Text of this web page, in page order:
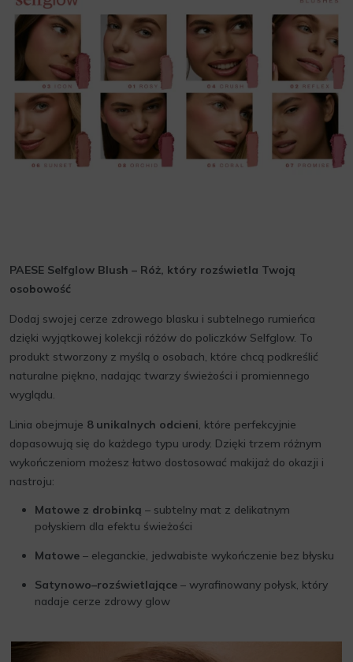
PAESE Selfglow Blush – Róż, który rozświetla Twoją
osobowość
Dodaj swojej cerze zdrowego blasku i subtelnego rumieńca
dzięki wyjątkowej kolekcji różów do policzków Selfglow. To
produkt stworzony z myślą o osobach, które chcą podkreślić
naturalne piękno, nadając twarzy świeżości i promiennego
wyglądu.
Linia obejmuje 8 unikalnych odcieni, które perfekcyjnie
dopasowują się do każdego typu urody. Dzięki trzem różnym
wykończeniom możesz łatwo dostosować makijaż do okazji i
nastroju:
Matowe z drobinką – subtelny mat z delikatnym
połyskiem dla efektu świeżości
Matowe – eleganckie, jedwabiste wykończenie bez błysku
Satynowo–rozświetlające – wyrafinowany połysk, który
nadaje cerze zdrowy glow